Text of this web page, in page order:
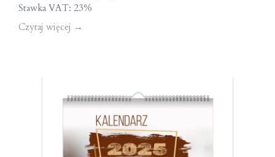
Stawka VAT: 23%
Czytaj więcej →